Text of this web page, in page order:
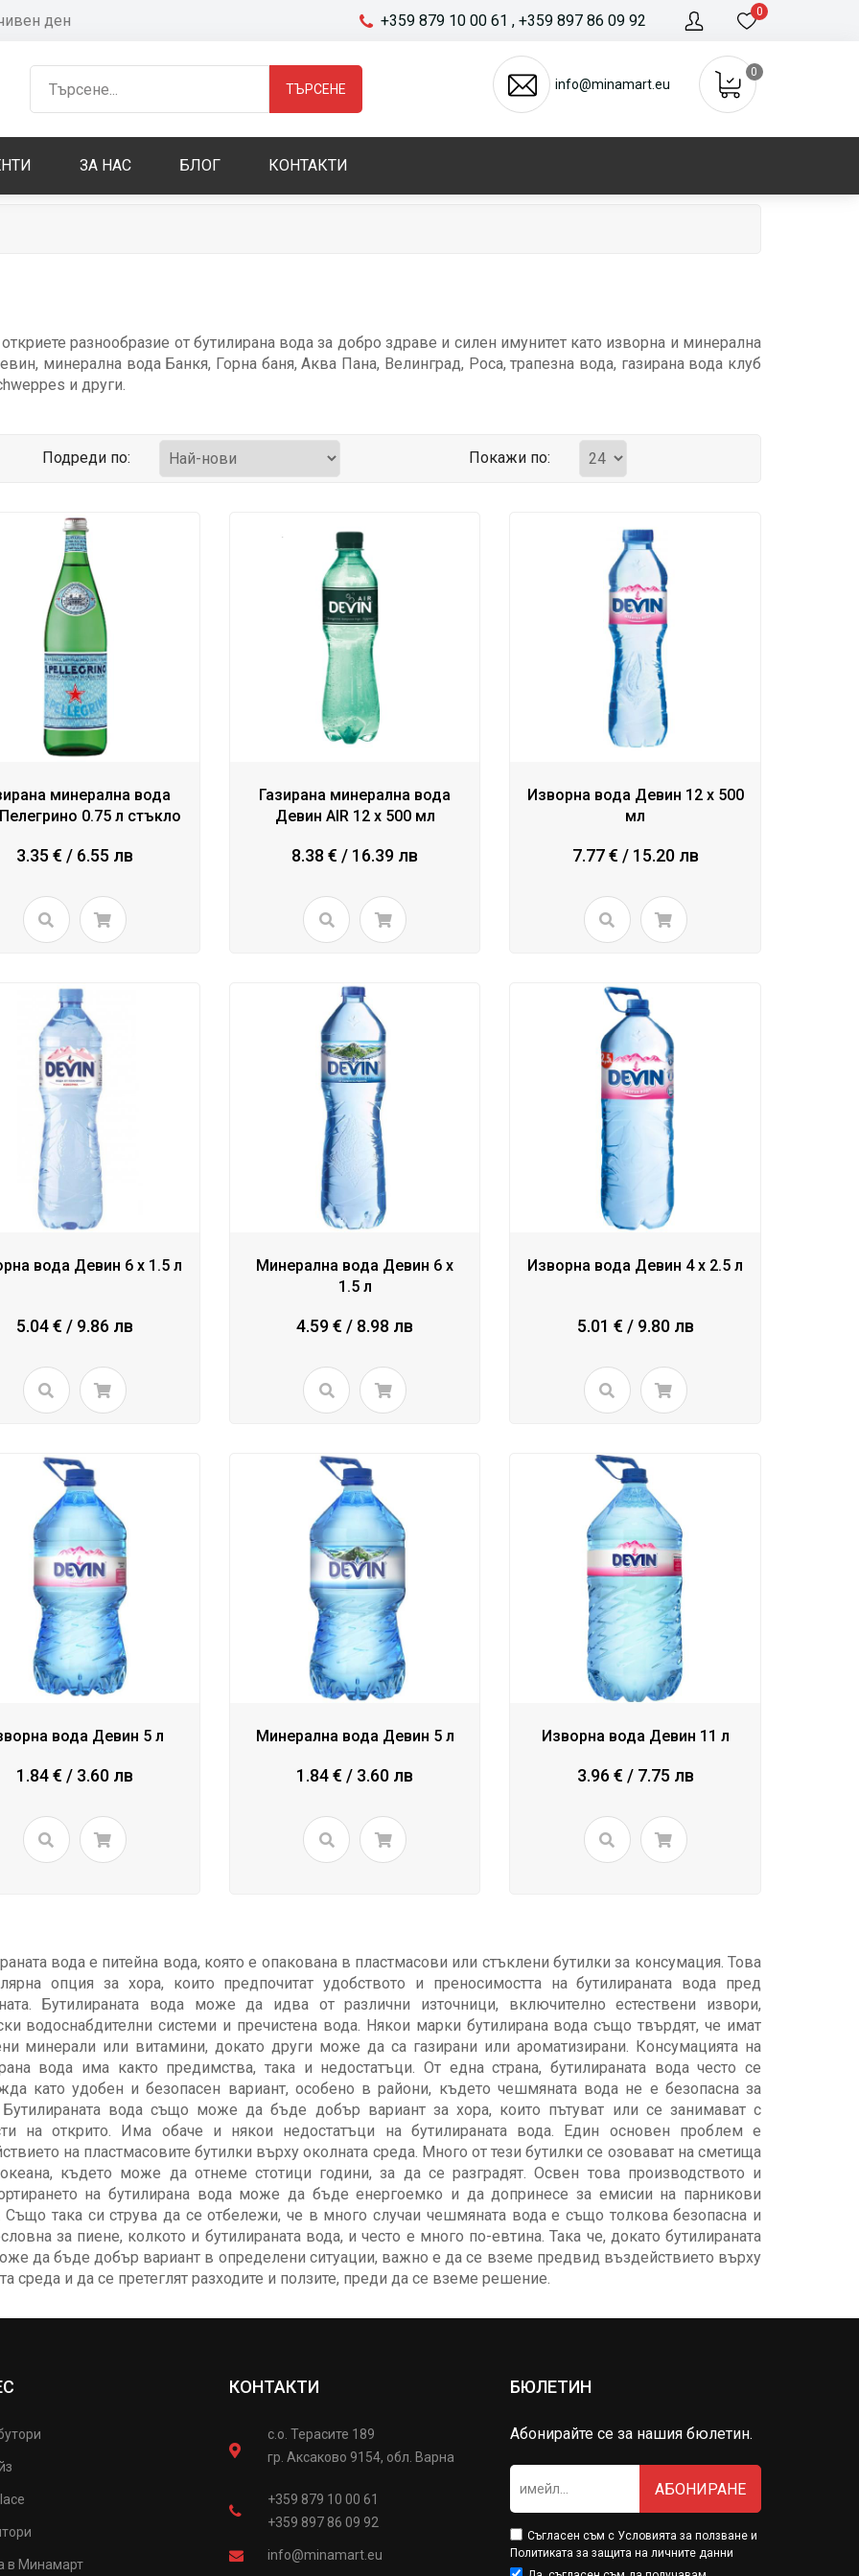
ден 0
+359 879 10 00 61 , +359 897 86 09 92
ТЪРСЕНЕ info@minamart.eu
0
ЗА НАС БЛОГ КОНТАКТИ
разнообразие от бутилирана вода за добро здраве и силен имунитет като изворна и минерална
минерална вода Банкя, Горна баня, Аква Пана, Велинград, Роса, трапезна вода, газирана вода клуб
и други.
Подреди по: Покажи по:
минерална вода
0.75 л стъкло
3.35 € / 6.55 лв
Газирана минерална вода
Девин AIR 12 x 500 мл
8.38 € / 16.39 лв
Изворна вода Девин 12 x 500
мл
7.77 € / 15.20 лв
вода Девин 6 x 1.5 л
5.04 € / 9.86 лв
Минерална вода Девин 6 x
1.5 л
4.59 € / 8.98 лв
Изворна вода Девин 4 x 2.5 л
5.01 € / 9.80 лв
вода Девин 5 л
1.84 € / 3.60 лв
Минерална вода Девин 5 л
1.84 € / 3.60 лв
Изворна вода Девин 11 л
3.96 € / 7.75 лв
вода е питейна вода, която е опакована в пластмасови или стъклени бутилки за консумация. Това
опция за хора, които предпочитат удобството и преносимостта на бутилираната вода пред
Бутилираната вода може да идва от различни източници, включително естествени извори,
водоснабдителни системи и пречистена вода. Някои марки бутилирана вода също твърдят, че имат
минерали или витамини, докато други може да са газирани или ароматизирани. Консумацията на
вода има както предимства, така и недостатъци. От една страна, бутилираната вода често се
като удобен и безопасен вариант, особено в райони, където чешмяната вода не е безопасна за
вода също може да бъде добър вариант за хора, които пътуват или се занимават с
на открито. Има обаче и някои недостатъци на бутилираната вода. Един основен проблем е
на пластмасовите бутилки върху околната среда. Много от тези бутилки се озовават на сметища
където може да отнеме стотици години, за да се разградят. Освен това производството и
на бутилирана вода може да бъде енергоемко и да допринесе за емисии на парникови
Също така си струва да се отбележи, че в много случаи чешмяната вода е също толкова безопасна и
за пиене, колкото и бутилираната вода, и често е много по-евтина. Така че, докато бутилираната
да бъде добър вариант в определени ситуации, важно е да се вземе предвид въздействието върху
среда и да се претеглят разходите и ползите, преди да се вземе решение.
в Минамарт
КОНТАКТИ
с.о. Терасите 189
гр. Аксаково 9154, обл. Варна
+359 879 10 00 61
+359 897 86 09 92
info@minamart.eu
БЮЛЕТИН
Абонирайте се за нашия бюлетин.
АБОНИРАНЕ
Съгласен съм с Условията за ползванеи
Политиката за защита на личните данни